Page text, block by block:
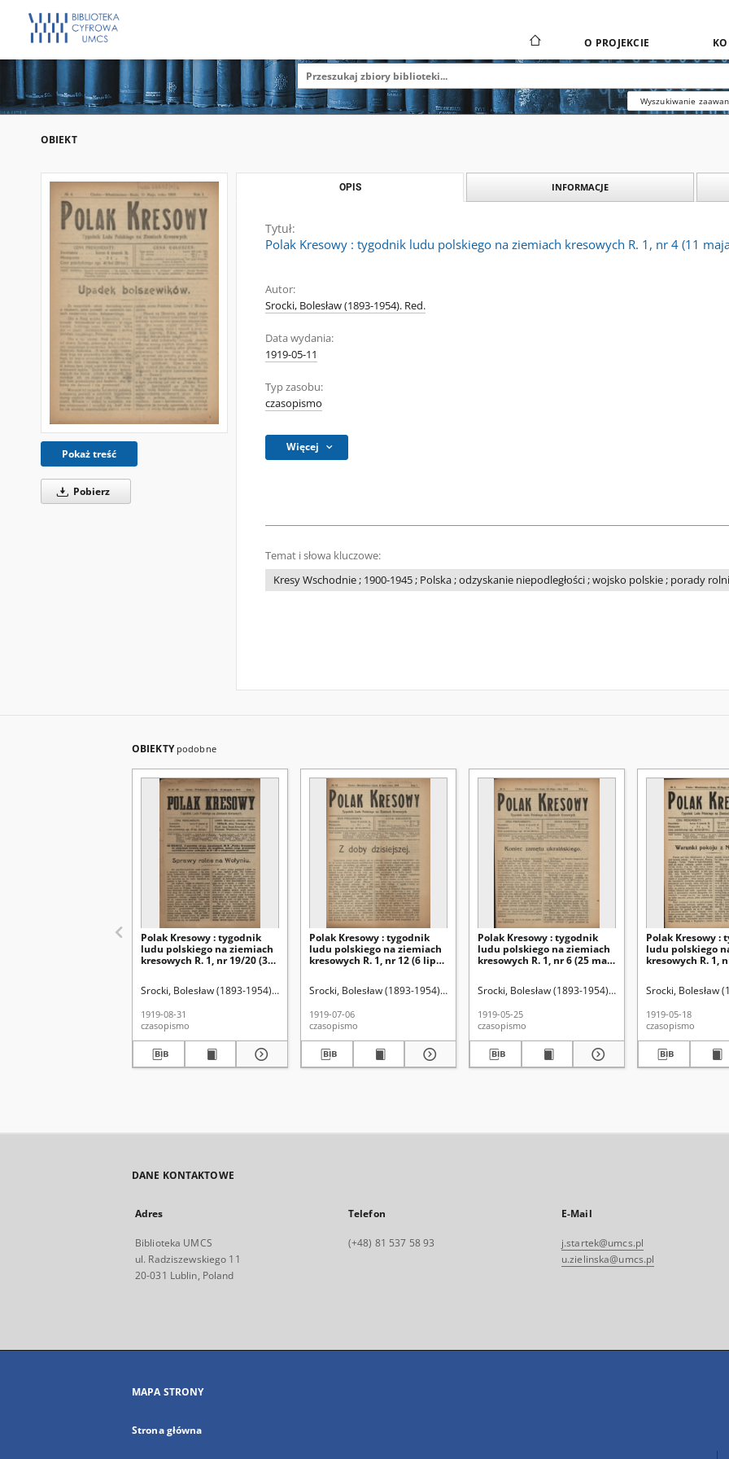
O PROJEKCIE
Wyszukiwanie
OBIEKT
Pokaż treść
Pobierz
OPIS INFORMACJE
Tytuł:
Polak Kresowy : tygodnik ludu polskiego na ziemiach kresowych R. 1, nr 4 (11
Autor:
Srocki, Bolesław (1893-1954). Red.
Data wydania:
1919-05-11
Typ zasobu:
czasopismo
Więcej
Temat i słowa kluczowe:
Kresy Wschodnie ; 1900-1945 ; Polska ; odzyskanie niepodległości ; wojsko polskie ; porady
OBIEKTY podobne
Polak Kresowy : tygodnik
ludu polskiego na ziemiach
kresowych R. 1, nr 19/20 (31
Srocki, Bolesław (1893-1954). Red.
Straż Kresowa
1919-08-31
czasopismo
Polak Kresowy : tygodnik
ludu polskiego na ziemiach
kresowych R. 1, nr 12 (6 lipca
Srocki, Bolesław (1893-1954). Red.
Straż Kresowa
1919-07-06
czasopismo
Polak Kresowy : tygodnik
ludu polskiego na ziemiach
kresowych R. 1, nr 6 (25 maja
Srocki, Bolesław (1893-1954). Red.
Straż Kresowa
1919-05-25
czasopismo
Polak Kresowy :
ludu polskiego
kresowych R. 1,
Srocki, Bolesław
1919-05-18
czasopismo
DANE KONTAKTOWE
Adres
Biblioteka UMCS
ul. Radziszewskiego 11
20-031 Lublin, Poland
Telefon
(+48) 81 537 58 93
E-Mail
j.startek@umcs.pl
u.zielinska@umcs.pl
MAPA STRONY
Strona główna